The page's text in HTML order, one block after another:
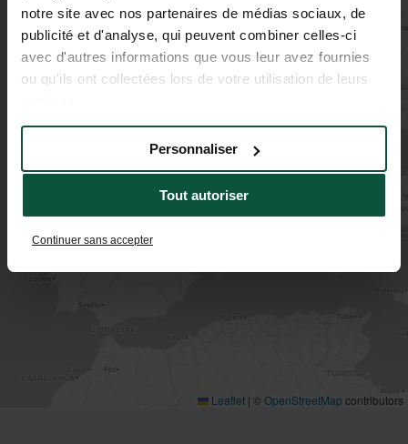
notre site avec nos partenaires de médias sociaux, de
publicité et d'analyse, qui peuvent combiner celles-ci
avec d'autres informations que vous leur avez fournies
ou qu'ils ont collectées lors de votre utilisation de leurs
Tout autoriser
Personnaliser
Continuer sans accepter
2
Leaflet | ©OpenStreetMap contributors